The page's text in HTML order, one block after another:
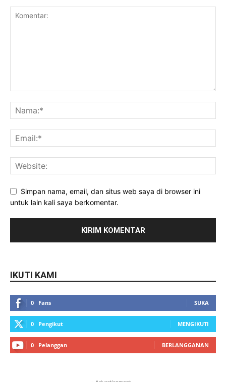
Simpan nama, email, dan situs web saya di browser ini
untuk lain kali saya berkomentar.
IKUTI KAMI
0 Fans SUKA
0 Pengikut MENGIKUTI
0 Pelanggan BERLANGGANAN